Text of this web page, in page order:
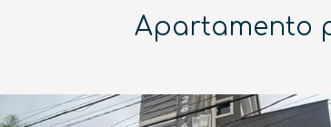
Apartamento